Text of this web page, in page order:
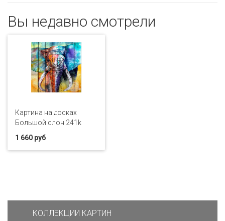
Вы недавно смотрели
Картина на досках
Большой слон 241k
1 660 руб
КОЛЛЕКЦИИ КАРТИН